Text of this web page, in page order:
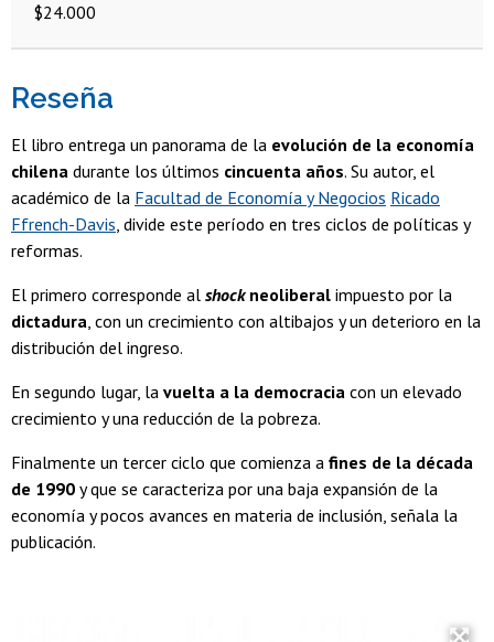
$24.000
Reseña
El libro entrega un panorama de la evolución de la economía
chilena durante los últimos cincuenta años. Su autor, el
académico de la Facultad de Economía y Negocios Ricado
Ffrench-Davis, divide este período en tres ciclos de políticas y
reformas.
El primero corresponde al shockneoliberal impuesto por la
dictadura, con un crecimiento con altibajos y un deterioro en la
distribución del ingreso.
En segundo lugar, la vuelta a la democracia con un elevado
crecimiento y una reducción de la pobreza.
Finalmente un tercer ciclo que comienza a fines de la década
de 1990 y que se caracteriza por una baja expansión de la
economía y pocos avances en materia de inclusión, señala la
publicación.